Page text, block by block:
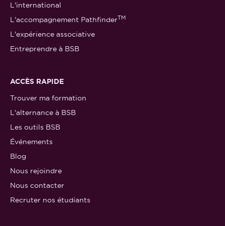
L'international
L'accompagnement PathfinderTM
L'expérience associative
Entreprendre à BSB
ACCÈS RAPIDE
Trouver ma formation
L'alternance à BSB
Les outils BSB
Événements
Blog
Nous rejoindre
Nous contacter
Recruter nos étudiants